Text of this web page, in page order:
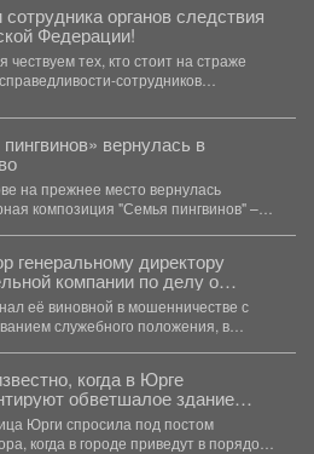
органов следствия
Федерации!️
чествуем тех, кто стоит на страже
сотрудников
вернулась в
на прежнее место вернулась
композиция "Семья пингвинов" –
генеральному директору
компании по делу о
вынесен в Осинниках,
объединённый пресс-центр
области.
её виновной в мошенничестве с
служебного положения, в
когда в Юрге
обветшалое здание
Юрги спросила под постом
когда в городе приведут в порядок